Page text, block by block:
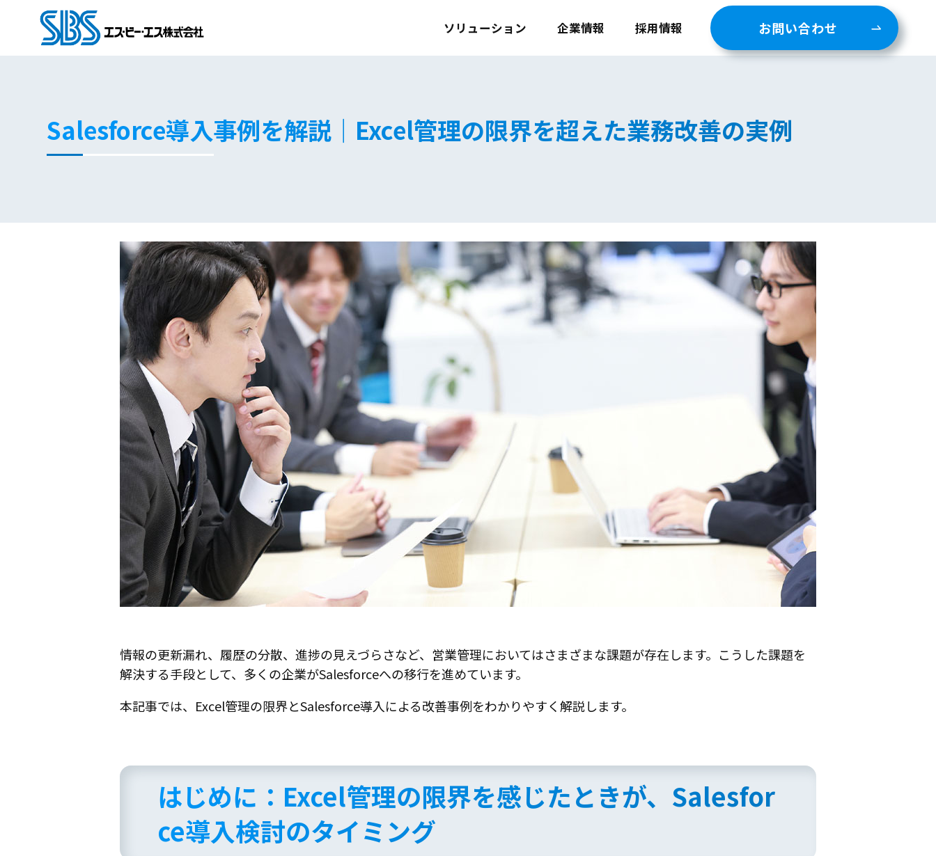
ソリューション 企業情報 採用情報 お問い合わせ
Salesforce導入事例を解説｜Excel管理の限界を超えた業務改善の実例
情報の更新漏れ、履歴の分散、進捗の見えづらさなど、営業管理においてはさまざまな課題が存在します。こうした課題を
解決する手段として、多くの企業がSalesforceへの移行を進めています。
本記事では、Excel管理の限界とSalesforce導入による改善事例をわかりやすく解説します。
はじめに：Excel管理の限界を感じたときが、Salesfor
ce導入検討のタイミング